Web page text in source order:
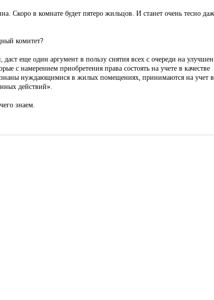
Скоро в комнате будет пятеро жильцов. И станет очень тесно
комитет?
еще один аргумент в пользу снятия всех с очереди на
намерением приобретения права состоять на учете в качестве
нуждающимися в жилых помещениях, принимаются на учет в
действий».
знаем.